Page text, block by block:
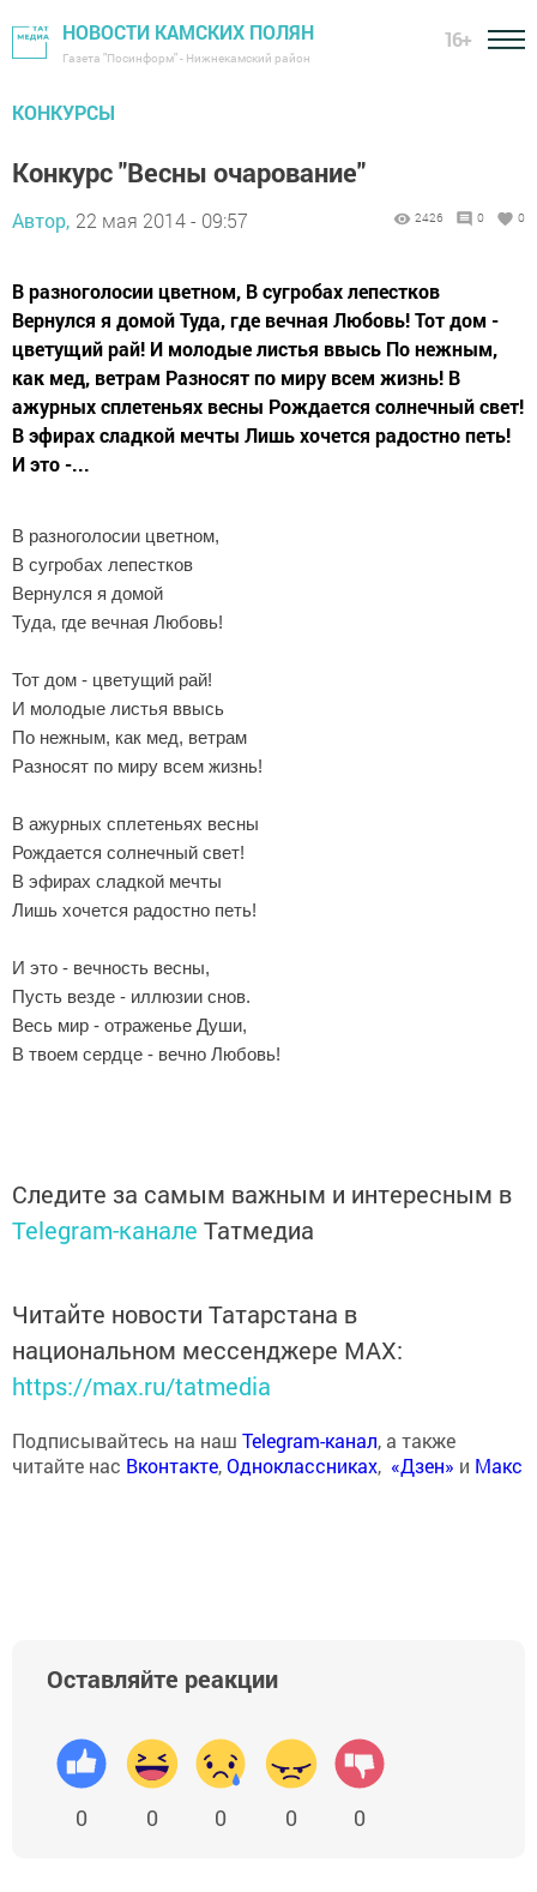
НОВОСТИ КАМСКИХ ПОЛЯН
Газета "Посинформ" - Нижнекамский район
16+
КОНКУРСЫ
Конкурс "Весны очарование"
Автор, 22 мая 2014 - 09:57 2426 0 0
В разноголосии цветном, В сугробах лепестков
Вернулся я домой Туда, где вечная Любовь! Тот дом -
цветущий рай! И молодые листья ввысь По нежным,
как мед, ветрам Разносят по миру всем жизнь! В
ажурных сплетеньях весны Рождается солнечный свет!
В эфирах сладкой мечты Лишь хочется радостно петь!
И это -...
В разноголосии цветном,
В сугробах лепестков
Вернулся я домой
Туда, где вечная Любовь!
Тот дом - цветущий рай!
И молодые листья ввысь
По нежным, как мед, ветрам
Разносят по миру всем жизнь!
В ажурных сплетеньях весны
Рождается солнечный свет!
В эфирах сладкой мечты
Лишь хочется радостно петь!
И это - вечность весны,
Пусть везде - иллюзии снов.
Весь мир - отраженье Души,
В твоем сердце - вечно Любовь!
Следите за самым важным и интересным в
Telegram-канале Татмедиа
Читайте новости Татарстана в
национальном мессенджере MАХ:
https://max.ru/tatmedia
Подписывайтесь на наш Telegram-канал, а также
читайте нас Вконтакте,Одноклассниках, «Дзен» и Макс
Оставляйте реакции
0 0 0 0 0